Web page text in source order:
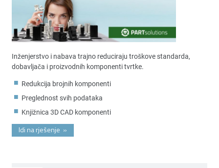
Inženjerstvo i nabava trajno reduciraju troškove standarda,
dobavljača i proizvodnih komponenti tvrtke.
Redukcija brojnih komponenti
Preglednost svih podataka
Knjižnica 3D CAD komponenti
Idi na rješenje »